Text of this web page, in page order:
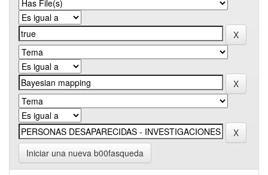
Iniciar una nueva b00fasqueda